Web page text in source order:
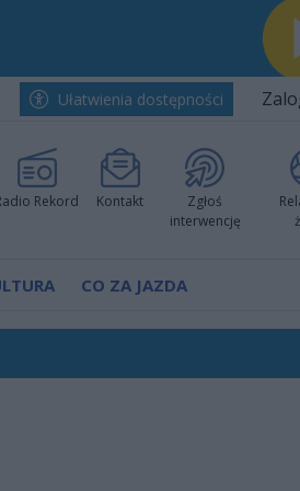
Ułatwienia dostępności
Rekord Kontakt
Zgłoś
interwencję
CO ZA JAZDA